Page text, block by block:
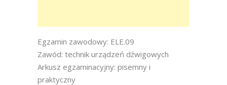
Egzamin zawodowy: ELE.09
Zawód: technik urządzeń dźwigowych
Arkusz egzaminacyjny: pisemny i
praktyczny